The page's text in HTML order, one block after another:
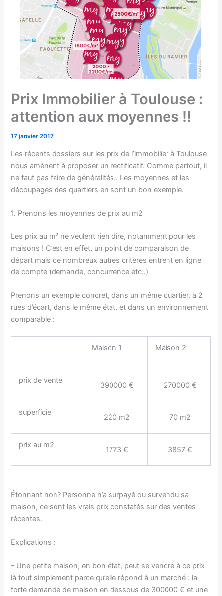
Prix Immobilier à Toulouse :
attention aux moyennes !!
17 janvier 2017
Les récents dossiers sur les prix de l’immobilier à Toulouse
nous amènent à proposer un rectificatif. Comme partout, il
ne faut pas faire de généralités.. Les moyennes et les
découpages des quartiers en sont un bon exemple.
1. Prenons les moyennes de prix au m2
Les prix au m² ne veulent rien dire, notamment pour les
maisons ! C’est en effet, un point de comparaison de
départ mais de nombreux autres critères entrent en ligne
de compte (demande, concurrence etc..)
Prenons un exemple concret, dans un même quartier, à 2
rues d’écart, dans le même état, et dans un environnement
comparable :
Maison 1 Maison 2
prix de vente
390000 € 270000 €
superficie
220 m2 70 m2
prix au m2
1773 € 3857 €
Étonnant non? Personne n’a surpayé ou survendu sa
maison, ce sont les vrais prix constatés sur des ventes
récentes.
Explications :
– Une petite maison, en bon état, peut se vendre à ce prix
là tout simplement parce qu’elle répond à un marché : la
forte demande de maison en dessous de 300000 € et une